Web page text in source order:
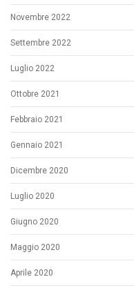
Novembre 2022
Settembre 2022
Luglio 2022
Ottobre 2021
Febbraio 2021
Gennaio 2021
Dicembre 2020
Luglio 2020
Giugno 2020
Maggio 2020
Aprile 2020